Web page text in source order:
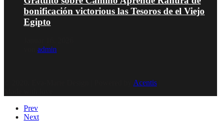
bonificación victorious las Tesoros de el Viejo
Egipto
admin
Acentis
Prev
Next